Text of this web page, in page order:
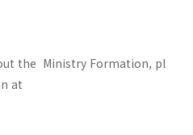
the Ministry Formation, pl
at